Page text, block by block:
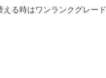
る時はワンランクグレード